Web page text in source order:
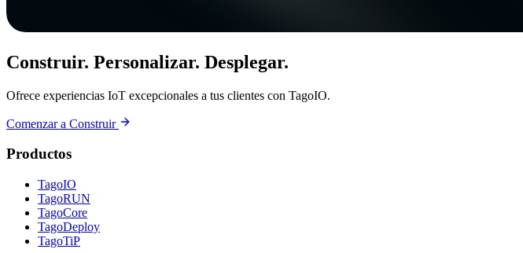
Construir. Personalizar. Desplegar.
Ofrece experiencias IoT excepcionales a tus clientes con TagoIO.
Comenzar a Construir
Productos
TagoIO
TagoRUN
TagoCore
TagoDeploy
TagoTiP